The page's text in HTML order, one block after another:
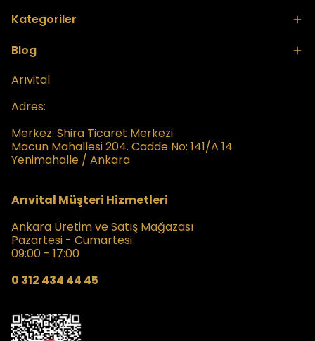
Kategoriler
Blog
Arıvital
Adres:
Merkez: Shira Ticaret Merkezi
Macun Mahallesi 204. Cadde No: 141/A 14
Yenimahalle / Ankara
Arıvital Müşteri Hizmetleri
Ankara Üretim ve Satış Mağazası
Pazartesi - Cumartesi
09:00 - 17:00
0 312 434 44 45